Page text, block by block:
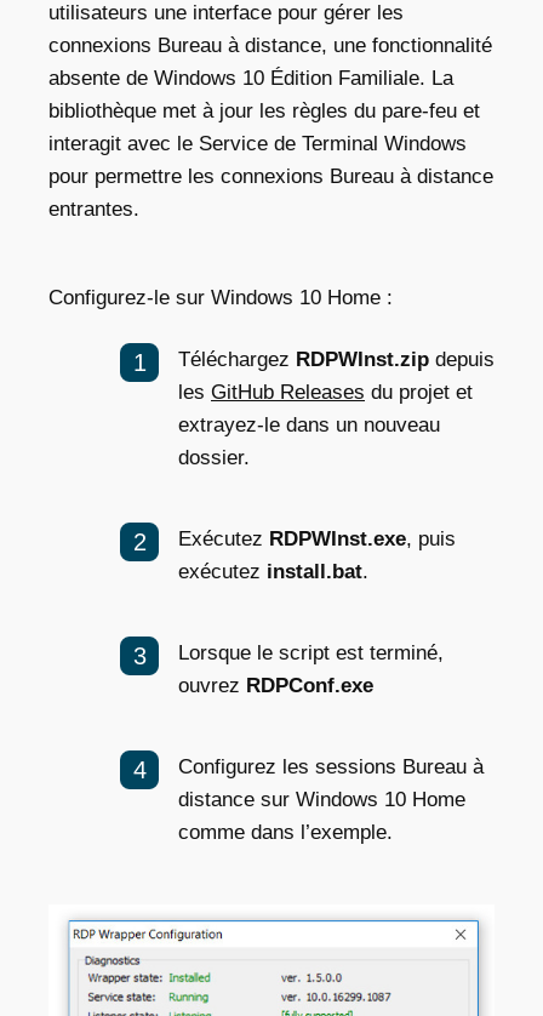
utilisateurs une interface pour gérer les
connexions Bureau à distance, une fonctionnalité
absente de Windows 10 Édition Familiale. La
bibliothèque met à jour les règles du pare-feu et
interagit avec le Service de Terminal Windows
pour permettre les connexions Bureau à distance
entrantes.
Configurez-le sur Windows 10 Home :
Téléchargez RDPWInst.zip depuis
les GitHub Releases du projet et
extrayez-le dans un nouveau
dossier.
Exécutez RDPWInst.exe, puis
exécutez install.bat.
Lorsque le script est terminé,
ouvrez RDPConf.exe
Configurez les sessions Bureau à
distance sur Windows 10 Home
comme dans l’exemple.